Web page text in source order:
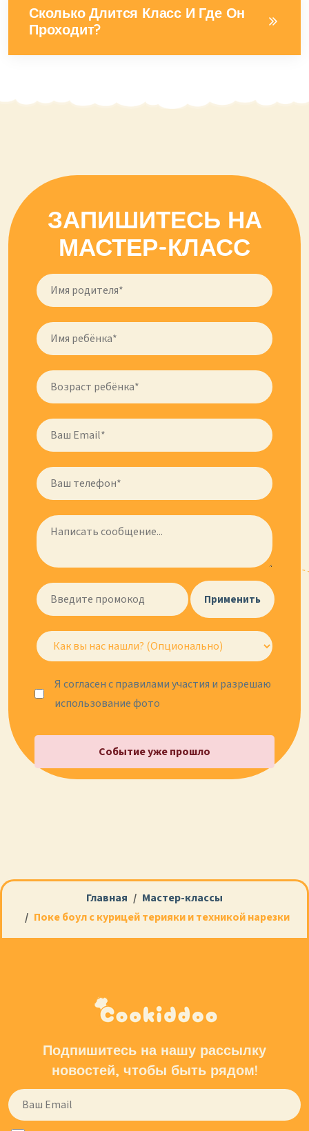
Сколько Длится Класс И Где Он
Проходит?
ЗАПИШИТЕСЬ НА
МАСТЕР-КЛАСС
Применить
Я согласен с правилами участия и разрешаю
использование фото
Событие уже прошло
Главная
Мастер-классы
Поке боул с курицей терияки и техникой нарезки
Подпишитесь на нашу рассылку
новостей, чтобы быть рядом!